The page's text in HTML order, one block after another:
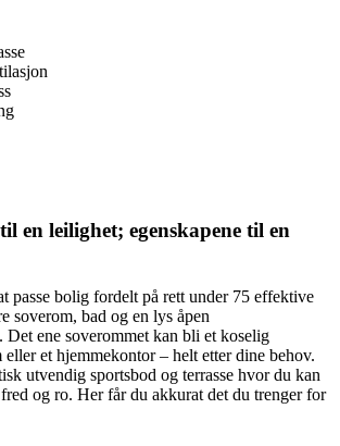
en leilighet; egenskapene til en
passe bolig fordelt på rett under 75 effektive
soverom, bad og en lys åpen
ene soverommet kan bli et koselig
eller et hjemmekontor – helt etter dine behov.
utvendig sportsbod og terrasse hvor du kan
og ro. Her får du akkurat det du trenger for